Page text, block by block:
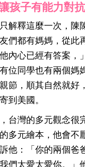
孩子有能力對
解釋這麼一次，陳
們都有媽媽，從此
內心已經有答案，
位同學也有兩個媽
節，順其自然就好
到美國。
台灣的多元觀念很
多元繪本，他會不
他：「你的兩個爸
們太愛太愛你。」